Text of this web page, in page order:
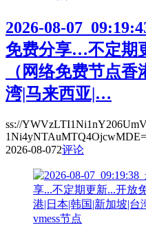
2026-08-
免费分享…不定期
（网络免费节点
湾|马来西亚|…
ss://
2026-08-072评论
vmess节点